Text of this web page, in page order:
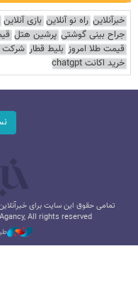
خبرآنلاین راه نو آنلاین بازی آنلاین
جراح بینی گوشتی پرشین هتل
قیمت طلا امروز بلیط قطار شرکت
خرید اکانت chatgpt
تمامی حقوق این سایت برای
All rights reserved